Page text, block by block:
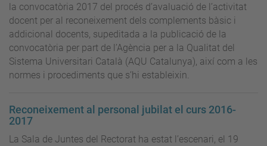
la convocatòria 2017 del procés d’avaluació de l’activitat
docent per al reconeixement dels complements bàsic i
addicional docents, supeditada a la publicació de la
convocatòria per part de l’Agència per a la Qualitat del
Sistema Universitari Català (AQU Catalunya), així com a les
normes i procediments que s’hi estableixin.
Reconeixement al personal jubilat el curs 2016-
2017
La Sala de Juntes del Rectorat ha estat l’escenari, el 19